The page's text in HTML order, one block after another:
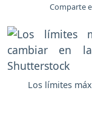
Comparte
Los límites